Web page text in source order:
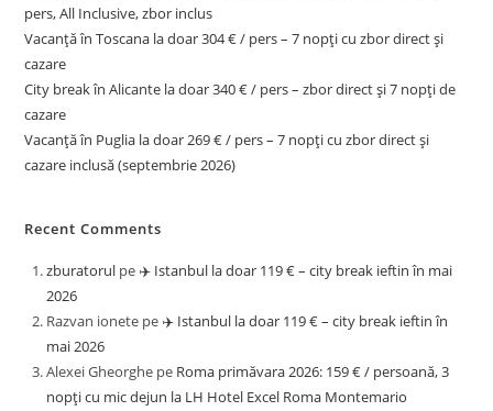
pers, All Inclusive, zbor inclus
Vacanță în Toscana la doar 304 € / pers – 7 nopți cu zbor direct și
cazare
City break în Alicante la doar 340 € / pers – zbor direct și 7 nopți de
cazare
Vacanță în Puglia la doar 269 € / pers – 7 nopți cu zbor direct și
cazare inclusă (septembrie 2026)
Recent Comments
zburatorul pe ✈️ Istanbul la doar 119 € – city break ieftin în mai
2026
Razvan ionete pe ✈️ Istanbul la doar 119 € – city break ieftin în
mai 2026
Alexei Gheorghe pe Roma primăvara 2026: 159 € / persoană, 3
nopți cu mic dejun la LH Hotel Excel Roma Montemario